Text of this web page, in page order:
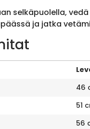
selkäpuolella,
ja jatka
46
51
56